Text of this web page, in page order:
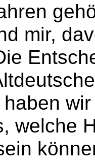
mir,
welche